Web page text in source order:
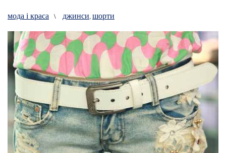
мода і краса \ джинси,шорти